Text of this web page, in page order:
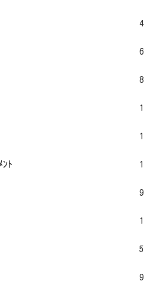
4
6
8
1
1
ﾝﾄ 1
9
1
5
9